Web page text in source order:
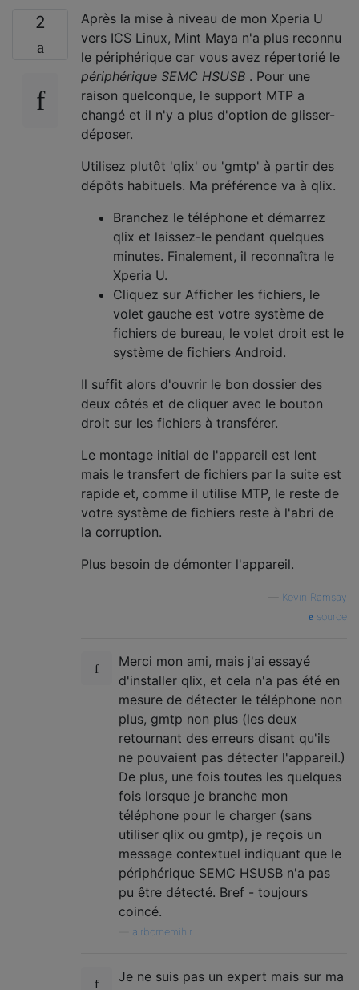
2
Après la mise à niveau de mon Xperia U
vers ICS Linux, Mint Maya n'a plus reconnu
le périphérique car vous avez répertorié le
périphérique SEMC HSUSB . Pour une
raison quelconque, le support MTP a
changé et il n'y a plus d'option de glisser-
déposer.
Utilisez plutôt 'qlix' ou 'gmtp' à partir des
dépôts habituels. Ma préférence va à qlix.
Branchez le téléphone et démarrez
qlix et laissez-le pendant quelques
minutes. Finalement, il reconnaîtra le
Xperia U.
Cliquez sur Afficher les fichiers, le
volet gauche est votre système de
fichiers de bureau, le volet droit est le
système de fichiers Android.
Il suffit alors d'ouvrir le bon dossier des
deux côtés et de cliquer avec le bouton
droit sur les fichiers à transférer.
Le montage initial de l'appareil est lent
mais le transfert de fichiers par la suite est
rapide et, comme il utilise MTP, le reste de
votre système de fichiers reste à l'abri de
la corruption.
Plus besoin de démonter l'appareil.
Kevin Ramsay
source
Merci mon ami, mais j'ai essayé
d'installer qlix, et cela n'a pas été en
mesure de détecter le téléphone non
plus, gmtp non plus (les deux
retournant des erreurs disant qu'ils
ne pouvaient pas détecter l'appareil.)
De plus, une fois toutes les quelques
fois lorsque je branche mon
téléphone pour le charger (sans
utiliser qlix ou gmtp), je reçois un
message contextuel indiquant que le
périphérique SEMC HSUSB n'a pas
pu être détecté. Bref - toujours
coincé.
airbornemihir
Je ne suis pas un expert mais sur ma